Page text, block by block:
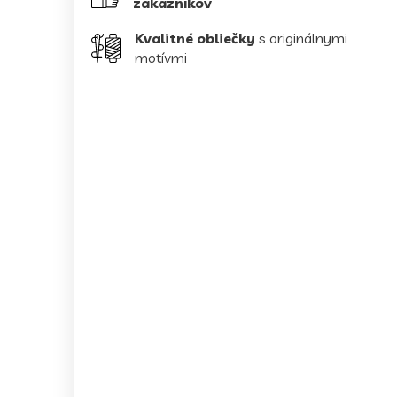
Kvalitné obliečky s originálnymi
motívmi